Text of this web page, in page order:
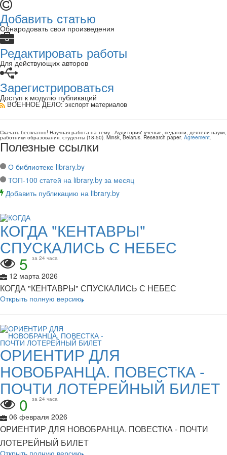
Добавить статью
Обнародовать свои произведения
Редактировать работы
Для действующих авторов
Зарегистрироваться
Доступ к модулю публикаций
ВОЕННОЕ ДЕЛО: экспорт материалов
Скачать бесплатно! Научная работа на тему . Аудитория: ученые, педагоги, деятели науки,
работники образования, студенты (18-50). Minsk, Belarus. Research paper. Agreement.
Полезные ссылки
О библиотеке library.by
ТОП-100 статей на library.by за месяц
Добавить публикацию на library.by
КОГДА "КЕНТАВРЫ"
СПУСКАЛИСЬ С НЕБЕС
5 за 24 часа
12 марта 2026
КОГДА "КЕНТАВРЫ" СПУСКАЛИСЬ С НЕБЕС
Открыть полную версию
ОРИЕНТИР ДЛЯ
НОВОБРАНЦА. ПОВЕСТКА -
ПОЧТИ ЛОТЕРЕЙНЫЙ БИЛЕТ
0 за 24 часа
06 февраля 2026
ОРИЕНТИР ДЛЯ НОВОБРАНЦА. ПОВЕСТКА - ПОЧТИ
ЛОТЕРЕЙНЫЙ БИЛЕТ
Открыть полную версию